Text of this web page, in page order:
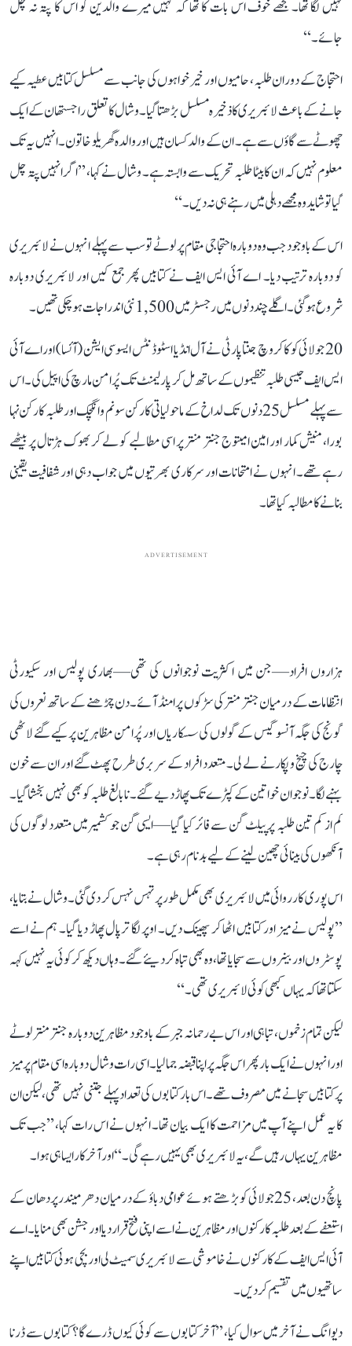
نہیں لگا تھا۔ مجھے خوف اس بات کا تھا کہ کہیں میرے والدین کو اس کا پتہ نہ چل
جائے۔‘‘
احتجاج کے دوران طلبہ، حامیوں اور خیرخواہوں کی جانب سے مسلسل کتابیں عطیہ کیے
جانے کے باعث لائبریری کا ذخیرہ مسلسل بڑھتا گیا۔ وشال کا تعلق راجستھان کے ایک
چھوٹے سے گاؤں سے ہے۔ ان کے والد کسان ہیں اور والدہ گھریلو خاتون۔ انہیں یہ تک
معلوم نہیں کہ ان کا بیٹا طلبہ تحریک سے وابستہ ہے۔ وشال نے کہا، ’’اگر انہیں پتہ چل
گیا تو شاید وہ مجھے دہلی میں رہنے ہی نہ دیں۔‘‘
اس کے باوجود جب وہ دوبارہ احتجاجی مقام پر لوٹے تو سب سے پہلے انہوں نے لائبریری
کو دوبارہ ترتیب دیا۔ اے آئی ایس ایف نے کتابیں پھر جمع کیں اور لائبریری دوبارہ
شروع ہو گئی۔ اگلے چند دنوں میں رجسٹر میں 1,500 نئی اندراجات ہو چکی تھیں۔
20 جولائی کو کاکروچ جنتا پارٹی نے آل انڈیا اسٹوڈنٹس ایسوسی ایشن (آئسا) اور اے آئی
ایس ایف جیسی طلبہ تنظیموں کے ساتھ مل کر پارلیمنٹ تک پُرامن مارچ کی اپیل کی۔ اس
سے پہلے مسلسل 25 دنوں تک لداخ کے ماحولیاتی کارکن سونم وانگچک اور طلبہ کارکن نہا
بورا، منیش کمار اور امین امیتوج جنتر منتر پر اسی مطالبے کو لے کر بھوک ہڑتال پر بیٹھے
رہے تھے۔ انہوں نے امتحانات اور سرکاری بھرتیوں میں جواب دہی اور شفافیت یقینی
بنانے کا مطالبہ کیا تھا۔
ADVERTISEMENT
ہزاروں افراد—جن میں اکثریت نوجوانوں کی تھی—بھاری پولیس اور سکیورٹی
انتظامات کے درمیان جنتر منتر کی سڑکوں پر امنڈ آئے۔ دن چڑھنے کے ساتھ نعروں کی
گونج کی جگہ آنسو گیس کے گولوں کی سسکاریاں اور پُرامن مظاہرین پر کیے گئے لاٹھی
چارج کی چیخ و پکار نے لے لی۔ متعدد افراد کے سر بری طرح پھٹ گئے اور ان سے خون
بہنے لگا۔ نوجوان خواتین کے کپڑے تک پھاڑ دیے گئے۔ نابالغ طلبہ کو بھی نہیں بخشا گیا۔
کم از کم تین طلبہ پر پیلٹ گن سے فائر کیا گیا—ایسی گن جو کشمیر میں متعدد لوگوں کی
آنکھوں کی بینائی چھین لینے کے لیے بدنام رہی ہے۔
اس پوری کارروائی میں لائبریری بھی مکمل طور پر تہس نہس کر دی گئی۔ وشال نے بتایا،
’’پولیس نے میز اور کتابیں اٹھا کر پھینک دیں۔ اوپر لگا ترپال پھاڑ دیا گیا۔ ہم نے اسے
پوسٹروں اور بینروں سے سجایا تھا، وہ بھی تباہ کر دیئے گئے۔ وہاں دیکھ کر کوئی یہ نہیں کہہ
سکتا تھا کہ یہاں کبھی کوئی لائبریری تھی۔‘‘
لیکن تمام زخموں، تباہی اور اس بے رحمانہ جبر کے باوجود مظاہرین دوبارہ جنتر منتر لوٹے
اور انہوں نے ایک بار پھر اس جگہ پر اپنا قبضہ جما لیا۔ اسی رات وشال دوبارہ اسی مقام پر میز
پر کتابیں سجانے میں مصروف تھے۔ اس بار کتابوں کی تعداد پہلے جتنی نہیں تھی، لیکن ان
کا یہ عمل اپنے آپ میں مزاحمت کا ایک بیان تھا۔ انہوں نے اس رات کہا، ’’جب تک
مظاہرین یہاں رہیں گے، یہ لائبریری بھی یہیں رہے گی۔‘‘ اور آخرکار ایسا ہی ہوا۔
پانچ دن بعد، 25 جولائی کو بڑھتے ہوئے عوامی دباؤ کے درمیان دھرمیندر پردھان کے
استعفے کے بعد طلبہ کارکنوں اور مظاہرین نے اسے اپنی فتح قرار دیا اور جشن بھی منایا۔ اے
آئی ایس ایف کے کارکنوں نے خاموشی سے لائبریری سمیٹ لی اور بچی ہوئی کتابیں اپنے
ساتھیوں میں تقسیم کردیں۔
دیوانگ نے آخر میں سوال کیا، ’’آخر کتابوں سے کوئی کیوں ڈرے گا؟ کتابوں سے ڈرنا